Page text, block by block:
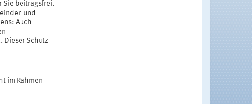
Sie beitragsfrei.
und
Auch
Dieser Schutz
im Rahmen